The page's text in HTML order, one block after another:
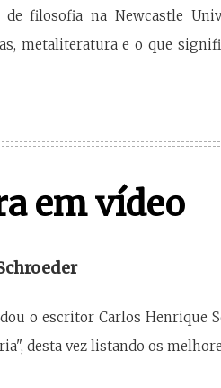
filosofia na Newcastle
metaliteratura e o que
em vídeo
o escritor Carlos Henrique
desta vez listando os